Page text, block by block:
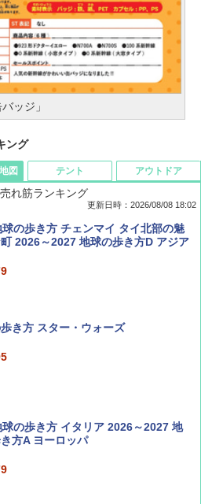
ッジ」
ング
ビ-パル) 2026年 9 月号【特別付録:
ミニマル"旅"財布 ランダム2種】
ーファン ２０２６年 ９月号 [雑
2026年8月号「南アルプス大全」
図
れ筋ランキング
更新日時：2026/08/08 18:02
球の歩き方 チェンマイ タイ北部の魅
2026～2027 地球の歩き方D アジア
き方 スター・ウォーズ
の歩き方 イタリア 2026～2027 地
方A ヨーロッパ
テント アウトドア